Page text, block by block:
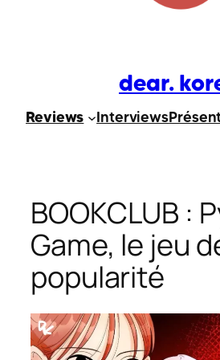
dear.
Reviews Interviews
BOOKCLUB :
Game, le jeu
popularité